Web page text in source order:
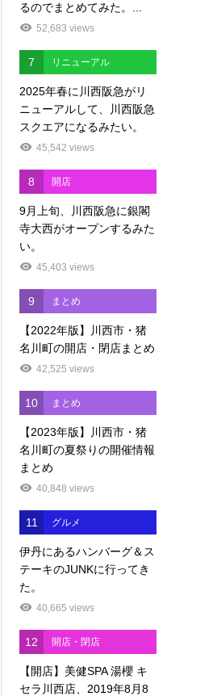
るのでまとめてみた。...
52,683 views
7 リニューアル
2025年春に川西阪急がリ
ニューアルして、川西阪急
スクエアになるみたい。
45,542 views
8 開店
9月上旬、川西阪急に銀閣
寺大西がオープンするみた
い。
45,403 views
9 まとめ
【2022年版】川西市・猪
名川町の開店・閉店まとめ
42,525 views
10 まとめ
【2023年版】川西市・猪
名川町の夏祭りの開催情報
まとめ
40,848 views
11 グルメ
伊丹にあるハンバーグ＆ス
テーキのJUNKに行ってき
た。
40,665 views
12 開店・閉店
【開店】美健SPA 湯櫻 キ
セラ川西店、2019年8月8